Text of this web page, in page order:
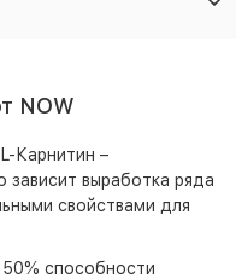
NOW
Карнитин –
зависит выработка ряда
свойствами для
50% способности